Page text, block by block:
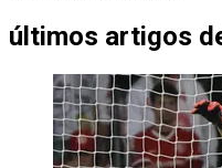
últimos artigos